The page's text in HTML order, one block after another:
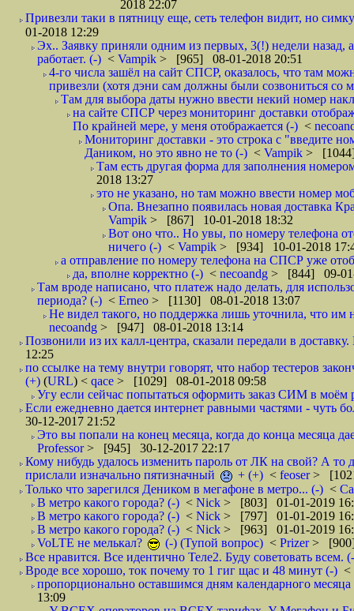
2018 22:07
Привезли таки в пятницу еще, сеть телефон видит, но
01-2018 12:29
Эх.. Заявку приняли одним из первых, 3(!) недели назад,
работает. (-) < Vampik > [965] 08-01-2018 20:51
4-го числа зашёл на сайт СПСР, оказалось, что там
привезли (хотя дэни сам должны были созвониться со
Там для выбора даты нужно ввести некий номер
на сайте СПСР через мониторинг доставки
По крайней мере, у меня отображается (-) <
Мониторинг доставки - это строка с "введите
Даником, но это явно не то (-) < Vampik >
Там есть другая форма для заполнения
2018 13:27
это не указано, но там можно ввести номер
Опа. Внезапно появилась новая доставка
Vampik > [867] 10-01-2018 18:32
Вот оно что.. Но увы, по номеру телефона
ничего (-) < Vampik > [934] 10-01-2018
а отправление по номеру телефона на СПСР уже
да, вполне корректно (-) < necoandg > [844] 09-01-
Там вроде написано, что платеж надо делать, для
периода? (-) < Erneo > [1130] 08-01-2018 13:07
Не видел такого, но поддержка лишь уточнила, что
necoandg > [947] 08-01-2018 13:14
Позвонили из их калл-центра, сказали передали в
12:25
по ссылке на тему внутри говорят, что набор тестеров
(+) (URL) < qace > [1029] 08-01-2018 09:58
Угу если сейчас попытаться оформить заказ СИМ в моём
Если ежедневно дается интернет равными частями - чуть
30-12-2017 21:52
Это вы попали на конец месяца, когда до конца месяца
Professor> [945] 30-12-2017 22:17
Кому нибудь удалось изменить пароль от ЛК на свой? А то
прислали изначально пятизначный
+ (+) < feoser>
Только что зарегился Деником в мегафоне в метро... (-) <
В метро какого города? (-) < Nick > [803] 01-01-2019
В метро какого города? (-) < Nick > [797] 01-01-2019
В метро какого города? (-) < Nick > [963] 01-01-2019
VoLTE не мелькал?
(-) (Тупой вопрос) < Prizer>
Все нравится. Все идентично Теле2. Буду советовать всем.
Вроде все хорошо, ток почему то 1 гиг щас и 48 минут (-) <
пропорционально оставшимся дням календарного
13:09